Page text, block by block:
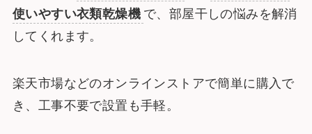
使いやすい衣類乾燥機 で、部屋干しの悩みを解消
してくれます。
楽天市場などのオンラインストアで簡単に購入で
き、工事不要で設置も手軽。